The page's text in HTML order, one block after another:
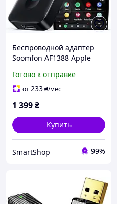
Беспроводной адаптер
Soomfon AF1388 Apple
Fi Bluetooth USB
Готово к отправке
от233₴/мес
1 399₴
Купить
SmartShop 99%